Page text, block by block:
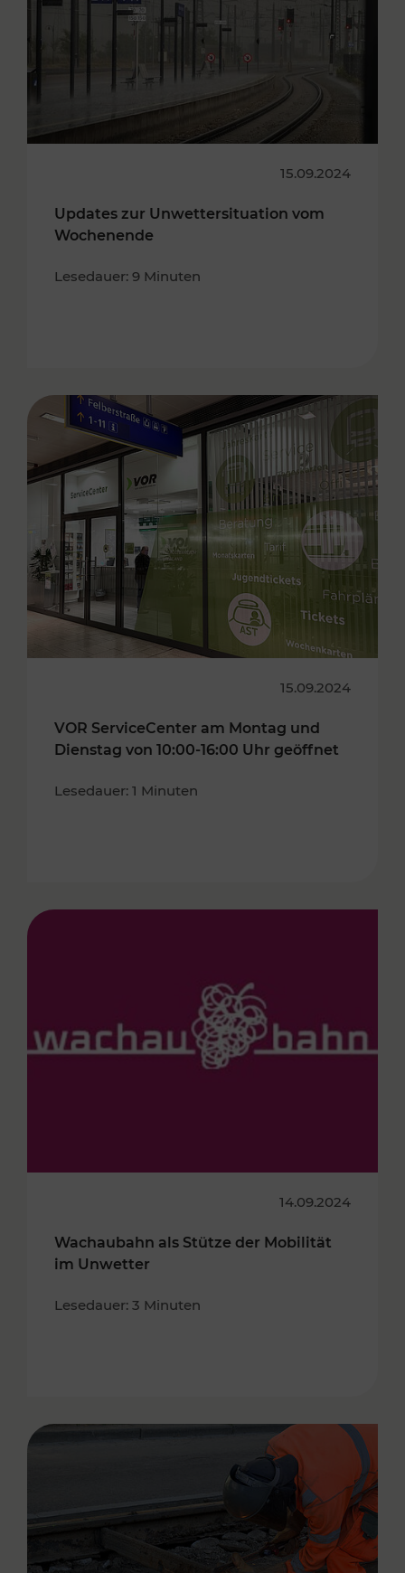
15.09.2024
Updates zur Unwettersituation vom
Wochenende
Lesedauer: 9 Minuten
15.09.2024
VOR ServiceCenter am Montag und
Dienstag von 10:00-16:00 Uhr geöffnet
Lesedauer: 1 Minuten
14.09.2024
Wachaubahn als Stütze der Mobilität
im Unwetter
Lesedauer: 3 Minuten